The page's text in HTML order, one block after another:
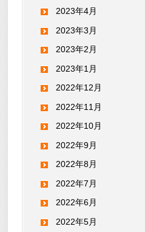
2023年4月
2023年3月
2023年2月
2023年1月
2022年12月
2022年11月
2022年10月
2022年9月
2022年8月
2022年7月
2022年6月
2022年5月